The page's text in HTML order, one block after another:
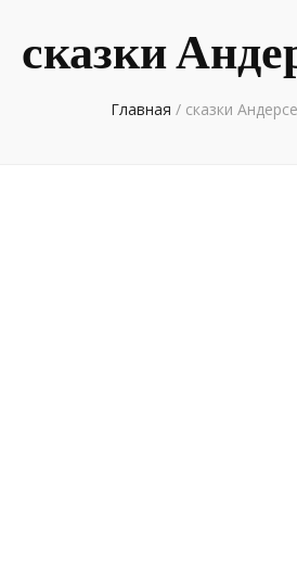
сказки
Главная / сказки